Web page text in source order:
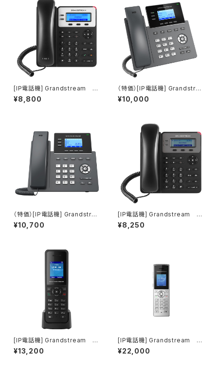
[IP電話機] Grandstream G
XP1620／アダプタセット
¥8,800
（特価）[IP電話機] Grandstrea
m GRP2603／アダプタセット
¥10,000
（特価）[IP電話機] Grandstrea
m GRP2603P
¥10,700
[IP電話機] Grandstream G
XP1615／アダプタセット
¥8,250
[IP電話機] Grandstream D
P720
¥13,200
[IP電話機] Grandstream W
P810
¥22,000